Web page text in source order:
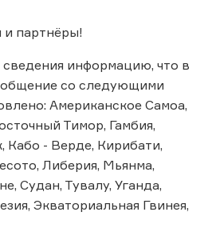
партнёры!
информацию, что в
со следующими
Американское Самоа,
Тимор, Гамбия,
Кабо - Верде, Кирибати,
Либерия, Мьянма,
Судан, Тувалу, Уганда,
Экваториальная Гвинея,